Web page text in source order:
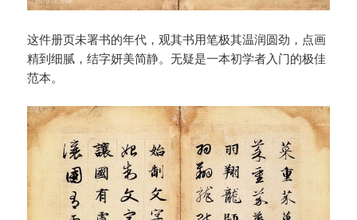
这件册页未署书的年代，观其书用笔极其温润圆劲，点画
精到细腻，结字妍美简静。无疑是一本初学者入门的极佳
范本。